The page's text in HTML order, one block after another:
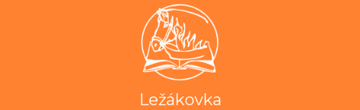
Ležákovka